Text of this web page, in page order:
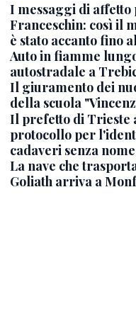
I messaggi di affetto
Franceschin: così il
è stato accanto fino
Auto in fiamme
autostradale a
Il giuramento dei
della scuola
Il prefetto di Trieste
protocollo per
cadaveri senza nome
La nave che
Goliath arriva a